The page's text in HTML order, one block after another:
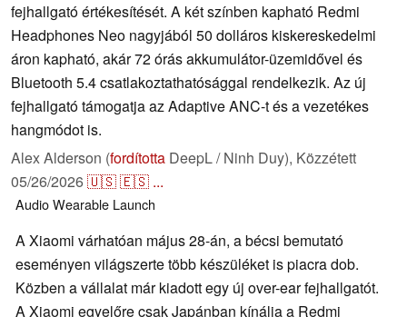
fejhallgató értékesítését. A két színben kapható Redmi
Headphones Neo nagyjából 50 dolláros kiskereskedelmi
áron kapható, akár 72 órás akkumulátor-üzemidővel és
Bluetooth 5.4 csatlakoztathatósággal rendelkezik. Az új
fejhallgató támogatja az Adaptive ANC-t és a vezetékes
hangmódot is.
Alex Alderson (fordította DeepL / Ninh Duy), Közzétett
05/26/2026🇺🇸🇪🇸 ...
AudioWearable Launch
A Xiaomi várhatóan május 28-án, a bécsi bemutató
eseményen világszerte több készüléket is piacra dob.
Közben a vállalat már kiadott egy új over-ear fejhallgatót.
A Xiaomi egyelőre csak Japánban kínálja a Redmi